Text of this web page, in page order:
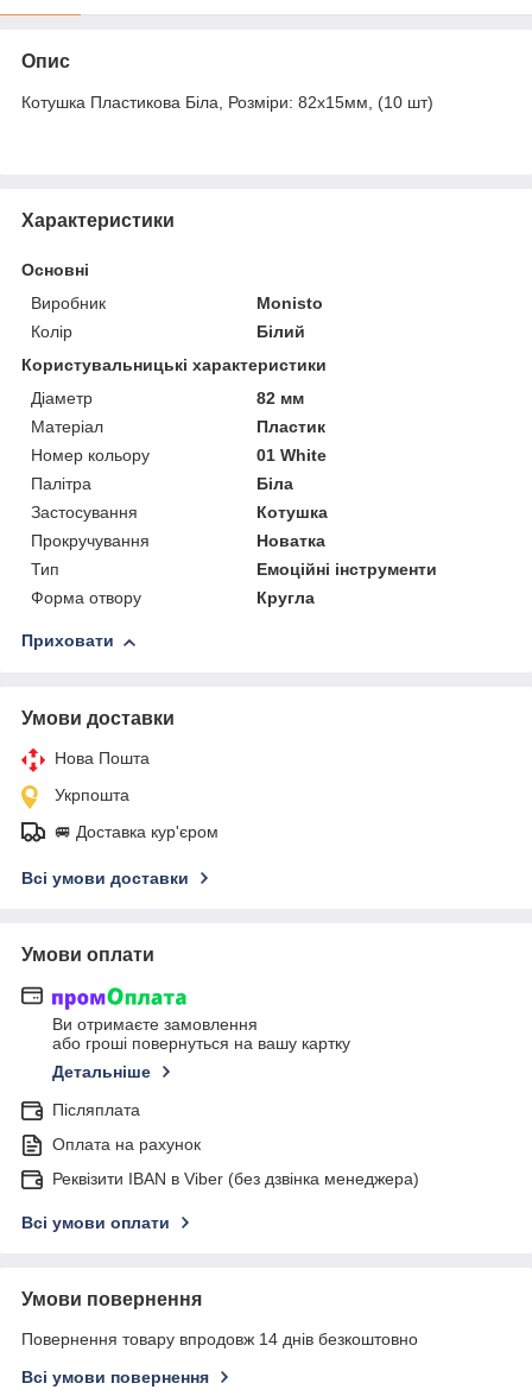
Опис
Котушка Пластикова Біла, Розміри: 82х15мм, (10 шт)
Характеристики
Основні
Виробник
Monisto
Колір
Білий
Користувальницькі характеристики
Діаметр
82 мм
Матеріал
Пластик
Номер кольору
01 White
Палітра
Біла
Застосування
Котушка
Прокручування
Новатка
Тип
Емоційні інструменти
Форма отвору
Кругла
Приховати
Умови доставки
Нова Пошта
Укрпошта
🚐 Доставка кур'єром
Всі умови доставки
Умови оплати
Ви отримаєте замовлення
або гроші повернуться на вашу картку
Детальніше
Післяплата
Оплата на рахунок
Реквізити IBAN в Viber (без дзвінка менеджера)
Всі умови оплати
Умови повернення
Повернення товару впродовж 14 днів безкоштовно
Всі умови повернення